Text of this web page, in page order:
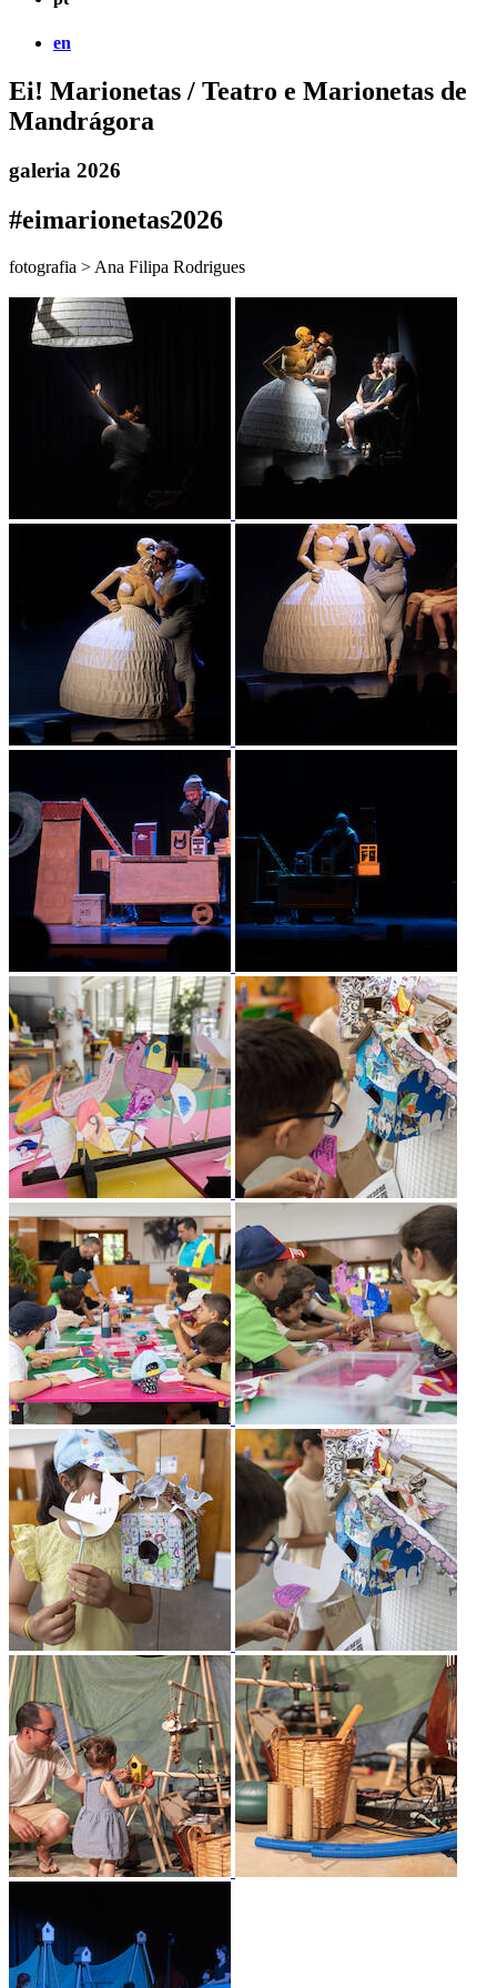
en
Ei! Marionetas / Teatro e Marionetas de
Mandrágora
galeria 2026
#eimarionetas2026
fotografia > Ana Filipa Rodrigues